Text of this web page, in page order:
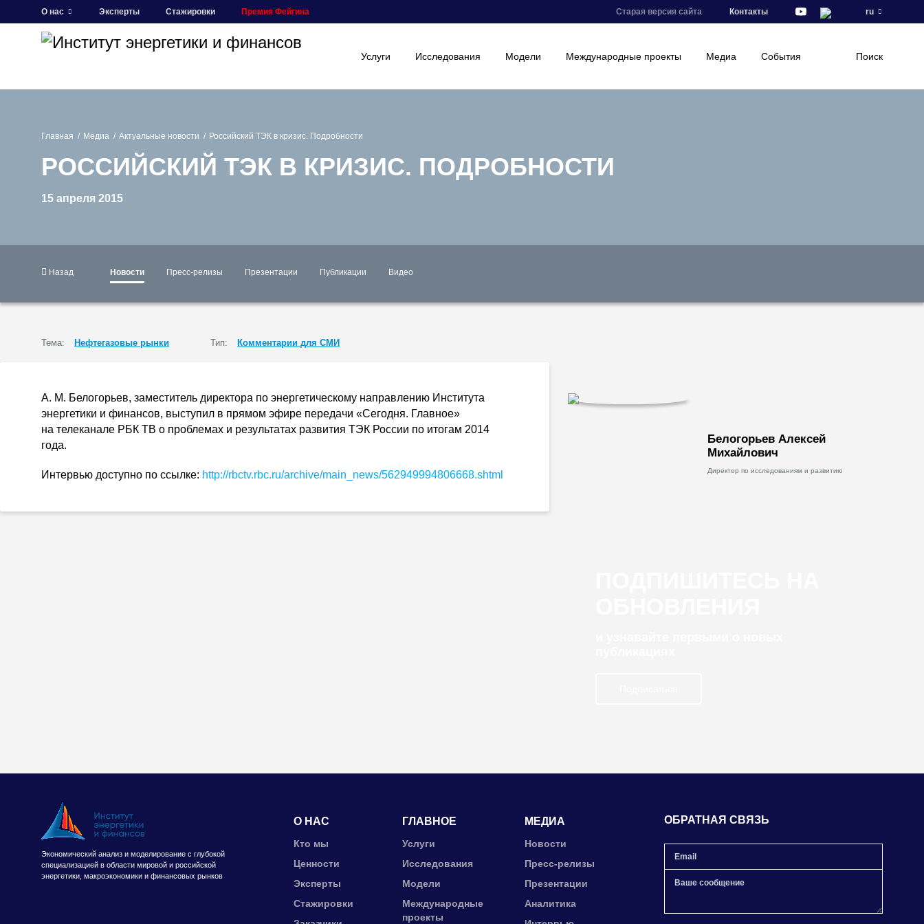
О нас Эксперты Стажировки Премия Фейгина Старая версия сайта Контакты ru
Услуги Исследования Модели Международные проекты Медиа События Поиск
Главная Медиа Актуальные новости Российский ТЭК в кризис. Подробности
РОССИЙСКИЙ ТЭК В КРИЗИС. ПОДРОБНОСТИ
15 апреля 2015
Назад Новости Пресс-релизы Презентации Публикации Видео
Тема: Нефтегазовые рынки Тип: Комментарии для СМИ
А. М. Белогорьев, заместитель директора по энергетическому направлению Института
энергетики и финансов, выступил в прямом эфире передачи «Сегодня. Главное»
на телеканале РБК ТВ о проблемах и результатах развития ТЭК России по итогам 2014
года.
Интервью доступно по ссылке: http://rbctv.rbc.ru/archive/main_news/562949994806668.shtml
Белогорьев Алексей
Михайлович
Директор по исследованиям и развитию
Экономический анализ и моделирование с глубокой
специализацией в области мировой и российской
энергетики, макроэкономики и финансовых рынков
О НАС
Кто мы
Ценности
Эксперты
Стажировки
ГЛАВНОЕ
Услуги
Исследования
Модели
Международные
проекты
МЕДИА
Новости
Пресс-релизы
Презентации
Аналитика
ОБРАТНАЯ СВЯЗЬ